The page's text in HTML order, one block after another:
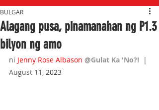
Alagang pusa, pinamanahan ng P1.3
bilyon ng amo
BULGAR
ni Jenny Rose Albason @Gulat Ka 'No?!
|
August 11, 2023